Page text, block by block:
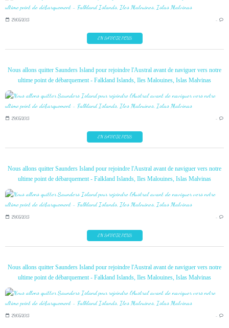
29/05/2013 …
EN SAVOIR PLUS
Nous allons quitter Saunders Island pour rejoindre l'Austral avant de naviguer vers notre
ultime point de débarquement - Falkland Islands, Iles Malouines, Islas Malvinas
29/05/2013 …
EN SAVOIR PLUS
Nous allons quitter Saunders Island pour rejoindre l'Austral avant de naviguer vers notre
ultime point de débarquement - Falkland Islands, Iles Malouines, Islas Malvinas
29/05/2013 …
EN SAVOIR PLUS
Nous allons quitter Saunders Island pour rejoindre l'Austral avant de naviguer vers notre
ultime point de débarquement - Falkland Islands, Iles Malouines, Islas Malvinas
29/05/2013 …